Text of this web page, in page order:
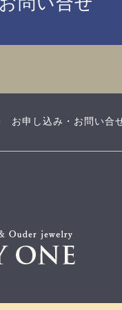
お申し込み・お問い合